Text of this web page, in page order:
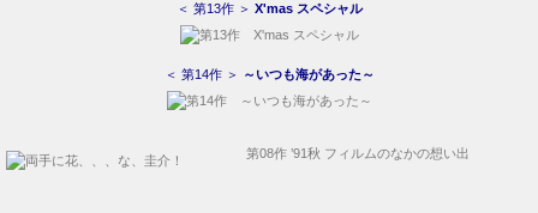
＜ 第13作 ＞ X'mas スペシャル
＜ 第14作 ＞ ～いつも海があった～
第08作 ’91秋 フィルムのなかの想い出